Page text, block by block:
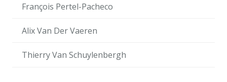
François Pertel-Pacheco
Alix Van Der Vaeren
Thierry Van Schuylenbergh